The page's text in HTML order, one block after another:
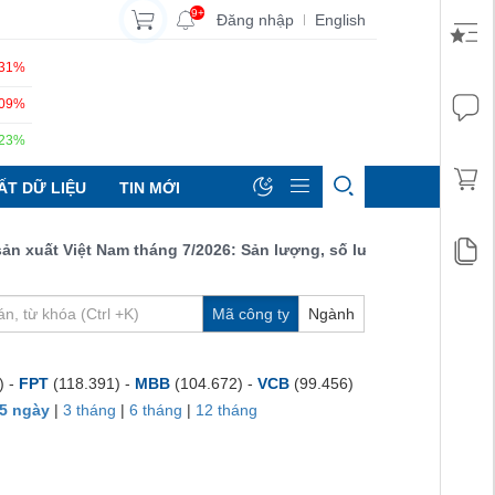
9+ Đăng nhập | English
DỮ LIỆU TIN MỚI
Việt Nam tháng 7/2026: Sản lượng, số lượng đơn đặt hàng
Mã công ty Ngành
- FPT (118.391) - MBB (104.672) - VCB (99.456)
5 ngày | 3 tháng | 6 tháng | 12 tháng